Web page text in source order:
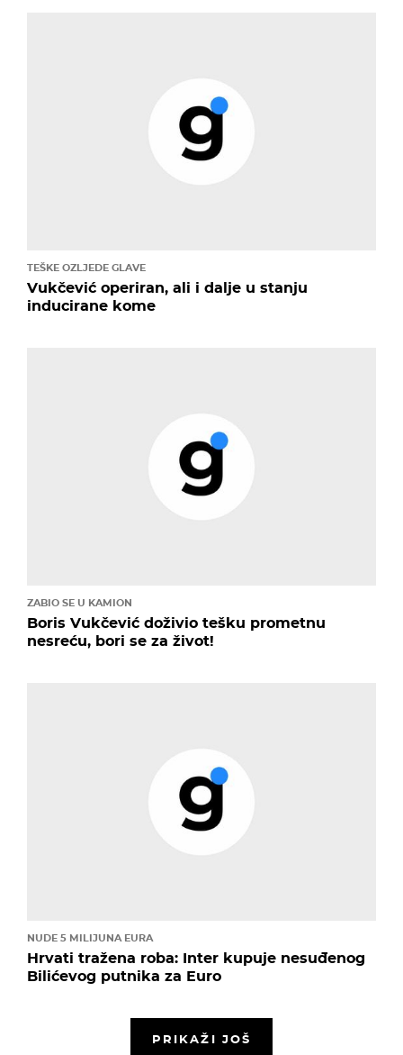
TEŠKE OZLJEDE GLAVE
Vukčević operiran, ali i dalje u stanju
inducirane kome
ZABIO SE U KAMION
Boris Vukčević doživio tešku prometnu
nesreću, bori se za život!
NUDE 5 MILIJUNA EURA
Hrvati tražena roba: Inter kupuje nesuđenog
Bilićevog putnika za Euro
PRIKAŽI JOŠ